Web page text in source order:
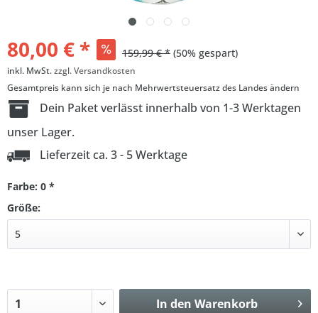
80,00 € * 159,99 € * (50% gespart)
inkl. MwSt.zzgl. Versandkosten
Gesamtpreis kann sich je nach Mehrwertsteuersatz des Landes ändern
Dein Paket verlässt innerhalb von 1-3 Werktagen
unser Lager.
Lieferzeit ca. 3 - 5 Werktage
Farbe: 0 *
Größe:
In den Warenkorb